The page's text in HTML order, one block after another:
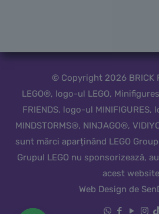
© Copyright 2026 BRICK
LEGO®, logo-ul LEGO,
FRIENDS, logo-ul MINIFIGURES,
MINDSTORMS®, NINJAGO®,
sunt mărci aparținând LEGO
Grupul LEGO nu sponsorizează,
acest
Web Design de